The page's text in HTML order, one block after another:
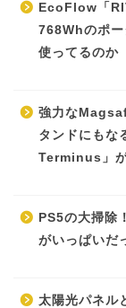
EcoFlow「
768Whのポー
使ってるのか
強力な
タンドにも
Terminus」
PS5の大掃除
がいっぱいだ
太陽光パネル